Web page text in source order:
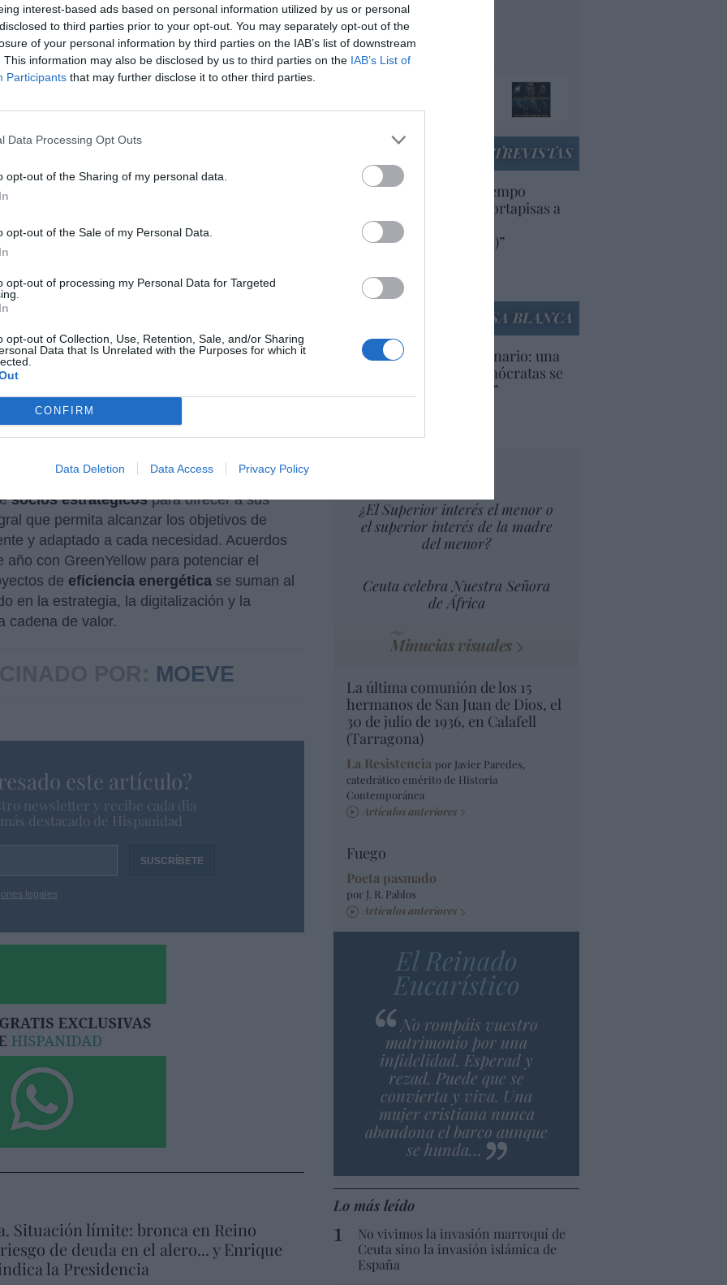
interest-based ads based on personal information utilized by us or personal
to third parties prior to your opt-out. You may separately opt-out of the
of your personal information by third parties on the IAB’s list of downstream
This information may also be disclosed by us to third parties on the IAB’s List of
Participants that may further disclose it to other third parties.
Data Processing Opt Outs
opt-out of the Sharing of my personal data.
opt-out of the Sale of my Personal Data.
opt-out of processing my Personal Data for Targeted
opt-out of Collection, Use, Retention, Sale, and/or Sharing
Data that Is Unrelated with the Purposes for which it
CONFIRM
Data Deletion Data Access Privacy Policy
CEO de Accenture en España y Portugal ,
de la industria es un reto complejo que exige
ejecución rigurosa. A través de esta
a disposición de sus clientes industriales
e inteligencia artificial y nuestro
para ayudarles a diseñar y desplegar hojas
basadas en datos y con una visión
y CEO de Accenture en
de esta colaboración con
de sus clientes
en datos, digitalización
conocimiento
ayudarles a diseñar y
descarbonización realistas...”
impulsada por la compañía
socios estratégicospara ofrecer a sus
que permita alcanzar los objetivos de
y adaptado a cada necesidad. Acuerdos
con GreenYellow para potenciar el
de eficiencia energética se suman al
en la estrategia, la digitalización y la
cadena de valor.
MOEVE
este artículo?
newsletter y recibe cada dia
destacado de Hispanidad
legales
Situación límite: bronca en Reino
de deuda en el alero... y Enrique
la Presidencia
huyendo de su país
por la guerra"
Hispanidad
ENTREVISTAS
“Europa lleva mucho tiempo
poniendo aranceles y cortapisas a
productos y compañías
americanas (y europeas)”
Artículos anteriores
LA CASA BLANCA
EEUU. Inquietante escenario: una
tercera parte de los demócratas se
define como “socialista”
¿El Superior interés el menor o
el superior interés de la madre
del menor?
Ceuta celebra Nuestra Señora
de África
Minucias visuales
La última comunión de los 15
hermanos de San Juan de Dios, el
30 de julio de 1936, en Calafell
(Tarragona)
La Resistencia por Javier Paredes,
catedrático emérito de Historia
Contemporánea
Artículos anteriores
Fuego
Poeta pasmado
por J. R. Pablos
Artículos anteriores
El Reinado
Eucarístico
No rompáis vuestro
matrimonio por una
infidelidad. Esperad y
rezad. Puede que se
convierta y viva. Una
mujer cristiana nunca
abandona el barco aunque
se hunda…
Lo más leído
No vivimos la invasión marroquí de
Ceuta sino la invasión islámica de
España